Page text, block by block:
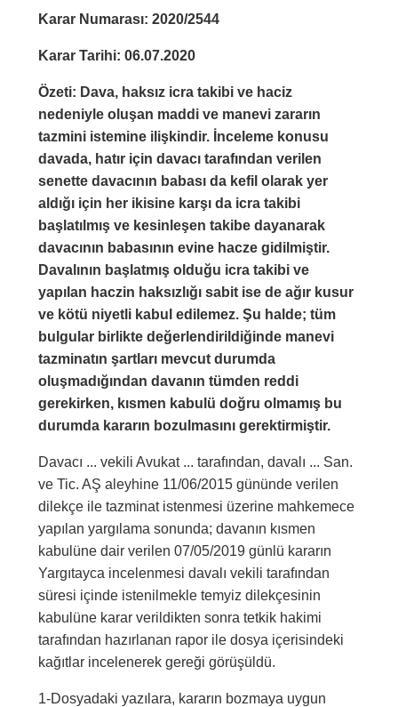
Karar Numarası: 2020/2544
Karar Tarihi: 06.07.2020
Özeti: Dava, haksız icra takibi ve haciz
nedeniyle oluşan maddi ve manevi zararın
tazmini istemine ilişkindir. İnceleme konusu
davada, hatır için davacı tarafından verilen
senette davacının babası da kefil olarak yer
aldığı için her ikisine karşı da icra takibi
başlatılmış ve kesinleşen takibe dayanarak
davacının babasının evine hacze gidilmiştir.
Davalının başlatmış olduğu icra takibi ve
yapılan haczin haksızlığı sabit ise de ağır kusur
ve kötü niyetli kabul edilemez. Şu halde; tüm
bulgular birlikte değerlendirildiğinde manevi
tazminatın şartları mevcut durumda
oluşmadığından davanın tümden reddi
gerekirken, kısmen kabulü doğru olmamış bu
durumda kararın bozulmasını gerektirmiştir.
Davacı ... vekili Avukat ... tarafından, davalı ... San.
ve Tic. AŞ aleyhine 11/06/2015 gününde verilen
dilekçe ile tazminat istenmesi üzerine mahkemece
yapılan yargılama sonunda; davanın kısmen
kabulüne dair verilen 07/05/2019 günlü kararın
Yargıtayca incelenmesi davalı vekili tarafından
süresi içinde istenilmekle temyiz dilekçesinin
kabulüne karar verildikten sonra tetkik hakimi
tarafından hazırlanan rapor ile dosya içerisindeki
kağıtlar incelenerek gereği görüşüldü.
1-Dosyadaki yazılara, kararın bozmaya uygun